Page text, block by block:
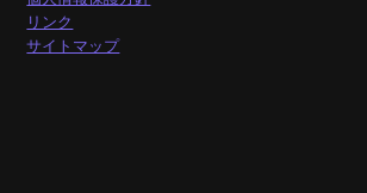
リンク
サイトマップ